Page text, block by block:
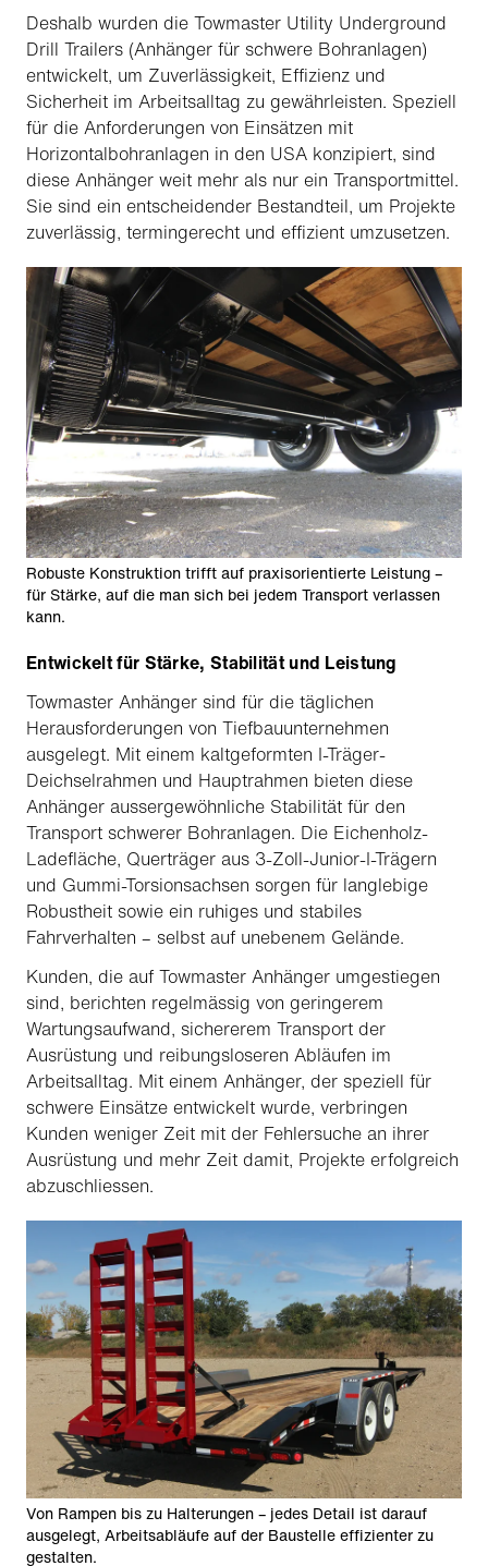
Deshalb wurden die Towmaster Utility Underground
Drill Trailers (Anhänger für schwere Bohranlagen)
entwickelt, um Zuverlässigkeit, Effizienz und
Sicherheit im Arbeitsalltag zu gewährleisten. Speziell
für die Anforderungen von Einsätzen mit
Horizontalbohranlagen in den USA konzipiert, sind
diese Anhänger weit mehr als nur ein Transportmittel.
Sie sind ein entscheidender Bestandteil, um Projekte
zuverlässig, termingerecht und effizient umzusetzen.
Robuste Konstruktion trifft auf praxisorientierte Leistung –
für Stärke, auf die man sich bei jedem Transport verlassen
kann.
Entwickelt für Stärke, Stabilität und Leistung
Towmaster Anhänger sind für die täglichen
Herausforderungen von Tiefbauunternehmen
ausgelegt. Mit einem kaltgeformten I-Träger-
Deichselrahmen und Hauptrahmen bieten diese
Anhänger aussergewöhnliche Stabilität für den
Transport schwerer Bohranlagen. Die Eichenholz-
Ladefläche, Querträger aus 3-Zoll-Junior-I-Trägern
und Gummi-Torsionsachsen sorgen für langlebige
Robustheit sowie ein ruhiges und stabiles
Fahrverhalten – selbst auf unebenem Gelände.
Kunden, die auf Towmaster Anhänger umgestiegen
sind, berichten regelmässig von geringerem
Wartungsaufwand, sichererem Transport der
Ausrüstung und reibungsloseren Abläufen im
Arbeitsalltag. Mit einem Anhänger, der speziell für
schwere Einsätze entwickelt wurde, verbringen
Kunden weniger Zeit mit der Fehlersuche an ihrer
Ausrüstung und mehr Zeit damit, Projekte erfolgreich
abzuschliessen.
Von Rampen bis zu Halterungen – jedes Detail ist darauf
ausgelegt, Arbeitsabläufe auf der Baustelle effizienter zu
gestalten.